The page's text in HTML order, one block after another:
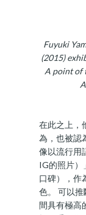
Fuyuki
(2015)
A point of
在此之上，
為，也被認
像以流行用
IG的照片）
口碑），作
色。 可以
間具有極高